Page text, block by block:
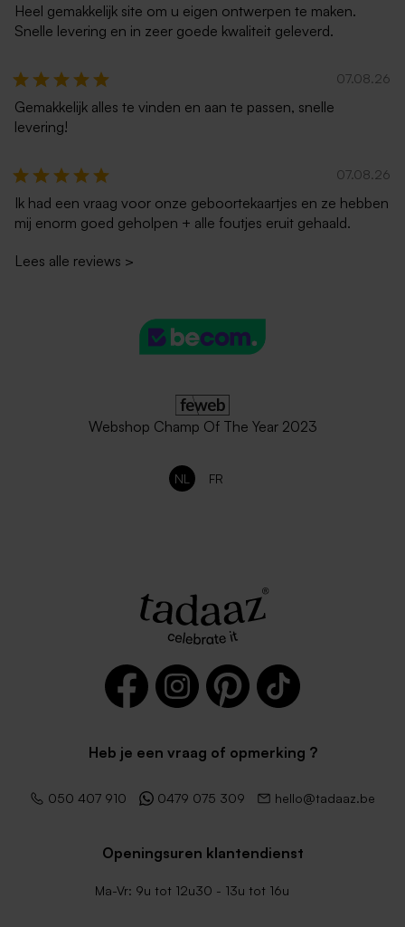
Heel gemakkelijk site om u eigen ontwerpen te maken.
Snelle levering en in zeer goede kwaliteit geleverd.
07.08.26
Gemakkelijk alles te vinden en aan te passen, snelle
levering!
07.08.26
Ik had een vraag voor onze geboortekaartjes en ze hebben
mij enorm goed geholpen + alle foutjes eruit gehaald.
Lees alle reviews >
Webshop Champ Of The Year 2023
NL FR
Heb je een vraag of opmerking ?
050 407 910 0479 075 309 hello@tadaaz.be
Openingsuren klantendienst
Ma-Vr: 9u tot 12u30 - 13u tot 16u